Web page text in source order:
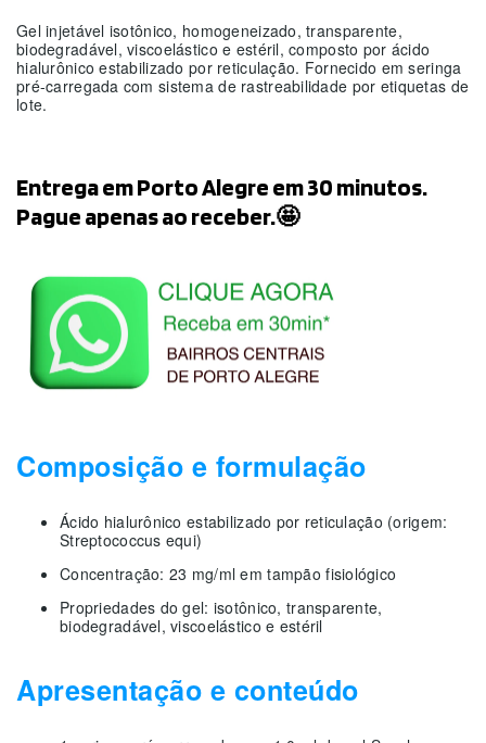
Gel injetável isotônico, homogeneizado, transparente,
biodegradável, viscoelástico e estéril, composto por ácido
hialurônico estabilizado por reticulação. Fornecido em seringa
pré-carregada com sistema de rastreabilidade por etiquetas de
lote.
Entrega em Porto Alegre em 30 minutos.
Pague apenas ao receber.🤩
Composição e formulação
Ácido hialurônico estabilizado por reticulação (origem:
Streptococcus equi)
Concentração: 23 mg/ml em tampão fisiológico
Propriedades do gel: isotônico, transparente,
biodegradável, viscoelástico e estéril
Apresentação e conteúdo